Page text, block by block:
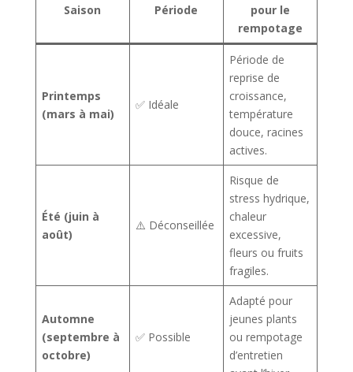
Saison Période
pour le
rempotage
Printemps
(mars à mai)
✅ Idéale
Période de
reprise de
croissance,
température
douce, racines
actives.
Été (juin à
août)
⚠️ Déconseillée
Risque de
stress hydrique,
chaleur
excessive,
fleurs ou fruits
fragiles.
Automne
(septembre à
octobre)
✅ Possible
Adapté pour
jeunes plants
ou rempotage
d’entretien